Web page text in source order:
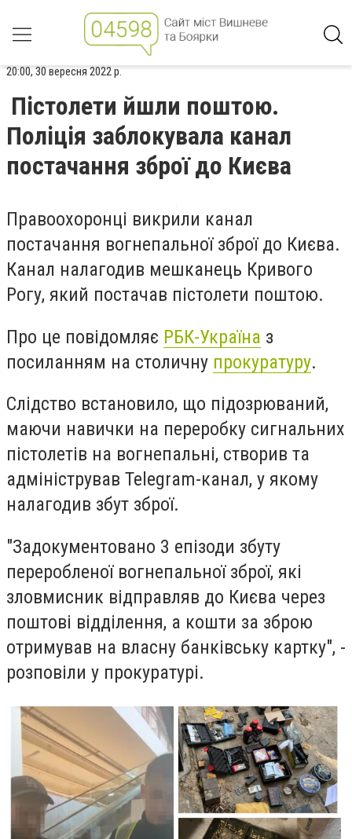
20:00, 30 вересня 2022 р.
Пістолети йшли поштою.
Поліція заблокувала канал
постачання зброї до Києва
Правоохоронці викрили канал
постачання вогнепальної зброї до Києва.
Канал налагодив мешканець Кривого
Рогу, який постачав пістолети поштою.
Про це повідомляє РБК-Україна з
посиланням на столичну прокуратуру.
Слідство встановило, що підозрюваний,
маючи навички на переробку сигнальних
пістолетів на вогнепальні, створив та
адміністрував Telegram-канал, у якому
налагодив збут зброї.
"Задокументовано 3 епізоди збуту
переробленої вогнепальної зброї, які
зловмисник відправляв до Києва через
поштові відділення, а кошти за зброю
отримував на власну банківську картку", -
розповіли у прокуратурі.